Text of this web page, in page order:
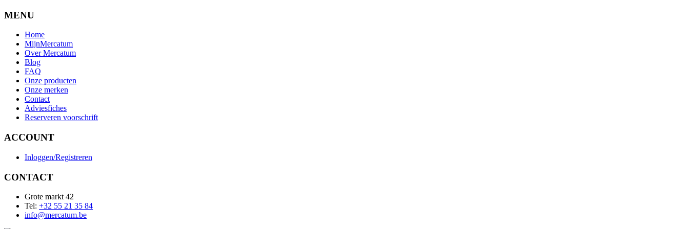
MENU
Home
MijnMercatum
Over Mercatum
Blog
FAQ
Onze producten
Onze merken
Contact
Adviesfiches
Reserveren voorschrift
ACCOUNT
Inloggen/Registreren
CONTACT
Grote markt 42
Tel: +32 55 21 35 84
info@mercatum.be